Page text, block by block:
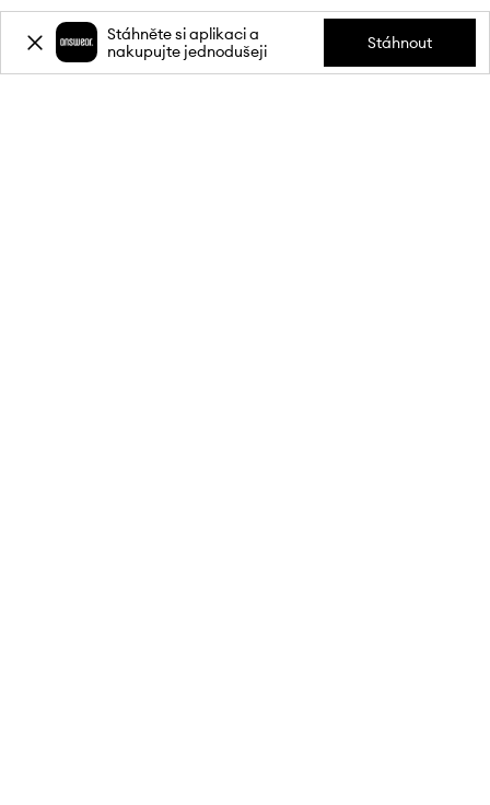
INFORMACEStáhněte si aplikaci a
nakupujte jednodušeji
Stáhnout